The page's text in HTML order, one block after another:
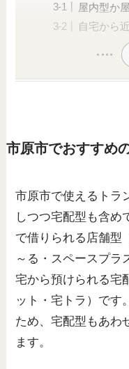
屋内型か
自宅から
市原市でおすすめ
市原市で使えるトラ
しつつ宅配型も含
で借りられる店舗型
～る・スペースプ
宅から預けられる宅
ット・宅トラ）です
ため、宅配型もあわ
ます。